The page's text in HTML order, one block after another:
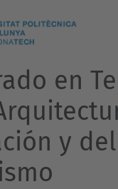
en
y del